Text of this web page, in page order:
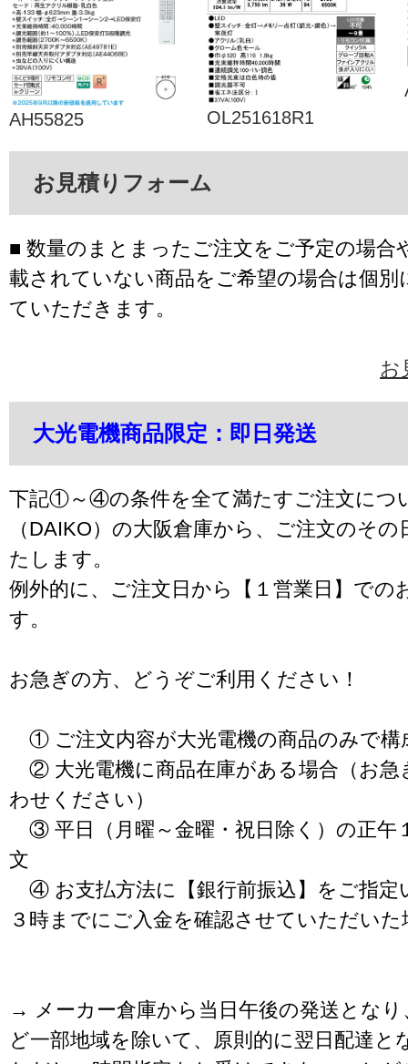
AH55825 OL251618R1
お見積りフォーム
■ 数量のまとまったご注文をご予定の場合
載されていない商品をご希望の場合は個別
ていただきます。
お
大光電機商品限定：即日発送
下記①～④の条件を全て満たすご注文につ
（DAIKO）の大阪倉庫から、ご注文のそ
たします。
例外的に、ご注文日から【１営業日】での
す。
お急ぎの方、どうぞご利用ください！
① ご注文内容が大光電機の商品のみで構
② 大光電機に商品在庫がある場合（お急
わせください）
③ 平日（月曜～金曜・祝日除く）の正午
文
④ お支払方法に【銀行前振込】をご指定
３時までにご入金を確認させていただいた
→ メーカー倉庫から当日午後の発送となり
ど一部地域を除いて、原則的に翌日配達と